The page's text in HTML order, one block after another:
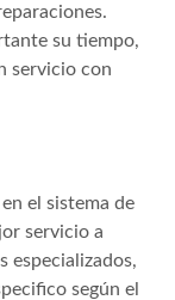
su tiempo,
servicio con
el sistema de
servicio a
especializados,
según el